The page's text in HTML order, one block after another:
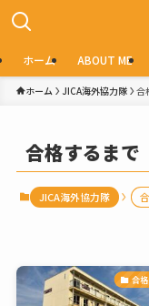
ホーム ABOUT ME
ホーム JICA海外協力隊 合
合格するまで
JICA海外協力隊
合